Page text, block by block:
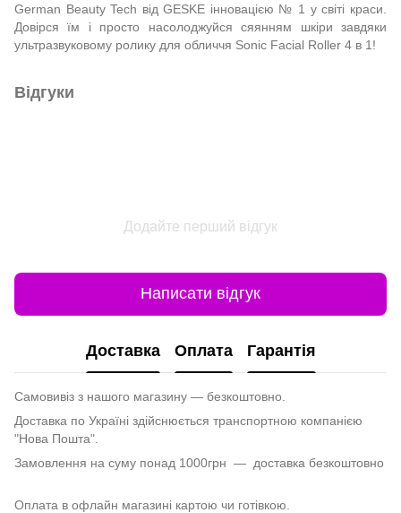
German Beauty Tech від GESKE інновацією № 1 у світі краси.
Довірся їм і просто насолоджуйся сяянням шкіри завдяки
ультразвуковому ролику для обличчя Sonic Facial Roller 4 в 1!
Відгуки
Додайте перший відгук
Написати відгук
Доставка Оплата Гарантія
Самовивіз з нашого магазину — безкоштовно.
Доставка по Україні здійснюється транспортною компанією
"Нова Пошта".
Замовлення на суму понад 1000грн — доставка безкоштовно
Оплата в офлайн магазині картою чи готівкою.